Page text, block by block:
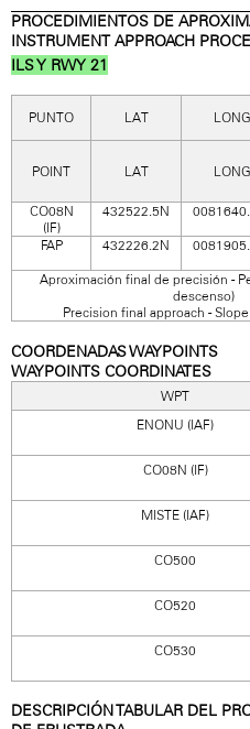
PROCEDIMIENTOS DE
INSTRUMENT APPROACH
ILSY RWY 21
PUNTO LAT LONG
POINT LAT LONG
CO08N
(IF)
432522.5N
FAP
432226.2N
Aproximación final de precisión -
descenso)
Precision final approach -
COORDENADAS WAYPOINTS
WAYPOINTS COORDINATES
WPT
ENONU (IAF)
CO08N (IF)
MISTE (IAF)
CO500
CO520
CO530
DESCRIPCIÓN TABULAR DEL